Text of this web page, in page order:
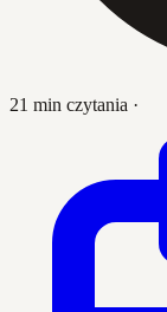
21 min czytania ·